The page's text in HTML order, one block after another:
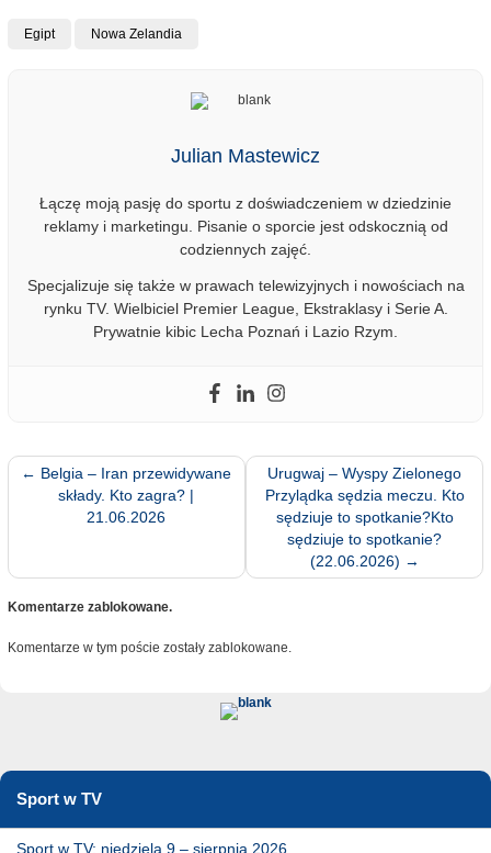
Egipt Nowa Zelandia
Julian Mastewicz
Łączę moją pasję do sportu z doświadczeniem w dziedzinie
reklamy i marketingu. Pisanie o sporcie jest odskocznią od
codziennych zajęć.
Specjalizuje się także w prawach telewizyjnych i nowościach na
rynku TV. Wielbiciel Premier League, Ekstraklasy i Serie A.
Prywatnie kibic Lecha Poznań i Lazio Rzym.
← Belgia – Iran przewidywane
składy. Kto zagra? |
21.06.2026
Urugwaj – Wyspy Zielonego
Przylądka sędzia meczu. Kto
sędziuje to spotkanie?Kto
sędziuje to spotkanie?
(22.06.2026) →
Komentarze zablokowane.
Komentarze w tym poście zostały zablokowane.
Sport w TV
Sport w TV: niedziela 9 – sierpnia 2026